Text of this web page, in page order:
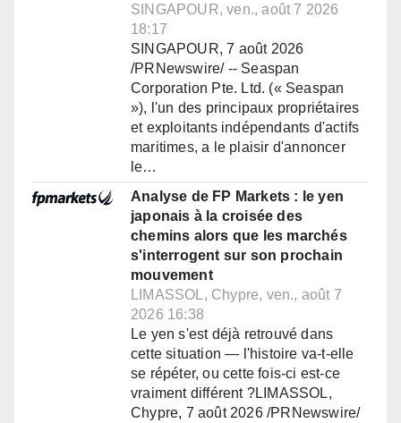
SINGAPOUR, ven., août 7 2026
18:17
SINGAPOUR, 7 août 2026
/PRNewswire/ -- Seaspan
Corporation Pte. Ltd. (« Seaspan
»), l'un des principaux propriétaires
et exploitants indépendants d'actifs
maritimes, a le plaisir d'annoncer
le…
Analyse de FP Markets : le yen
japonais à la croisée des
chemins alors que les marchés
s'interrogent sur son prochain
mouvement
LIMASSOL, Chypre, ven., août 7
2026 16:38
Le yen s'est déjà retrouvé dans
cette situation — l'histoire va-t-elle
se répéter, ou cette fois-ci est-ce
vraiment différent ?LIMASSOL,
Chypre, 7 août 2026 /PRNewswire/